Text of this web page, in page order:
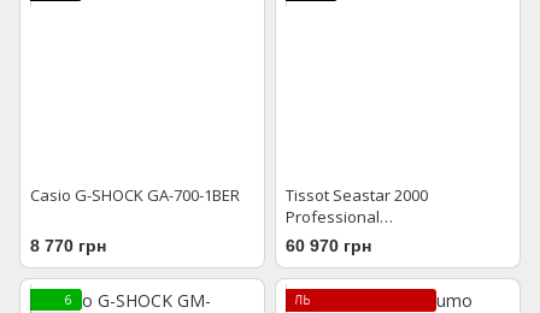
Casio G-SHOCK GA-700-1BER
8 770 грн
Tissot Seastar 2000
Professional
T120.607.17.441.00
60 970 грн
6
ЛІМІТОВАНА МОДЕЛЬ